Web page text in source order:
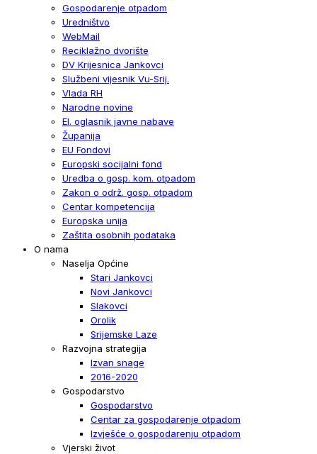
Gospodarenje otpadom
Uredništvo
WebMail
Reciklažno dvorište
DV Krijesnica Jankovci
Službeni vijesnik Vu-Srij.
Vlada RH
Narodne novine
El. oglasnik javne nabave
Županija
EU Fondovi
Europski socijalni fond
Uredba o gosp. kom. otpadom
Zakon o održ. gosp. otpadom
Centar kompetencija
Europska unija
Zaštita osobnih podataka
O nama
Naselja Općine
Stari Jankovci
Novi Jankovci
Slakovci
Orolik
Srijemske Laze
Razvojna strategija
Izvan snage
2016-2020
Gospodarstvo
Gospodarstvo
Centar za gospodarenje otpadom
Izvješće o gospodarenju otpadom
Vjerski život